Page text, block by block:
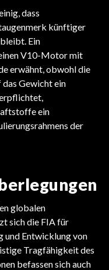
dass
künftiger
Ein
V10-Motor mit
erwähnt, obwohl die
Gewicht ein
ein
der
globalen
sich die FIA für
und Entwicklung von
Tragfähigkeit des
befassen sich auch